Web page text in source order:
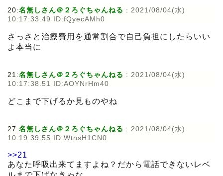
20:名無しさん＠２ろぐちゃんねる : 2021/08/04(水)
10:17:33.49 ID:fQyecAMh0
さっさと治療費用を通常割合で自己負担にしたらいい
よ本当に
21:名無しさん＠２ろぐちゃんねる : 2021/08/04(水)
10:17:38.51 ID:AOYNrHm40
どこまで下げるか見ものやね
27:名無しさん＠２ろぐちゃんねる : 2021/08/04(水)
10:19:39.55 ID:WtnsH1CN0
>>21
あなた呼吸出来てますよね？だから電話できないレベ